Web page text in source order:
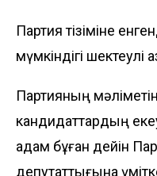
Партия тізіміне
мүмкіндігі шектеулі
Партияның
кандидаттардың
адам бұған дейін
депутаттығына